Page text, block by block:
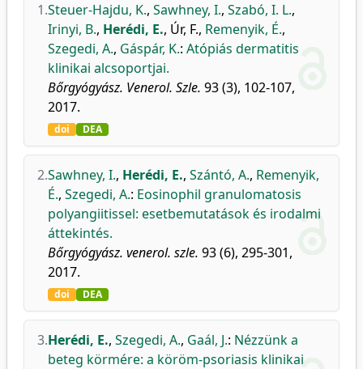
1.Steuer-Hajdu, K., Sawhney, I., Szabó, I. L.,
Irinyi, B., Herédi, E., Úr, F., Remenyik, É.,
Szegedi, A., Gáspár, K.: Atópiás dermatitis
klinikai alcsoportjai.
Bőrgyógyász. Venerol. Szle. 93 (3), 102-107,
2017.
doi DEA
2.Sawhney, I., Herédi, E., Szántó, A., Remenyik,
É., Szegedi, A.: Eosinophil granulomatosis
polyangiitissel: esetbemutatások és irodalmi
áttekintés.
Bőrgyógyász. venerol. szle. 93 (6), 295-301,
2017.
doi DEA
3.Herédi, E., Szegedi, A., Gaál, J.: Nézzünk a
beteg körmére: a köröm-psoriasis klinikai